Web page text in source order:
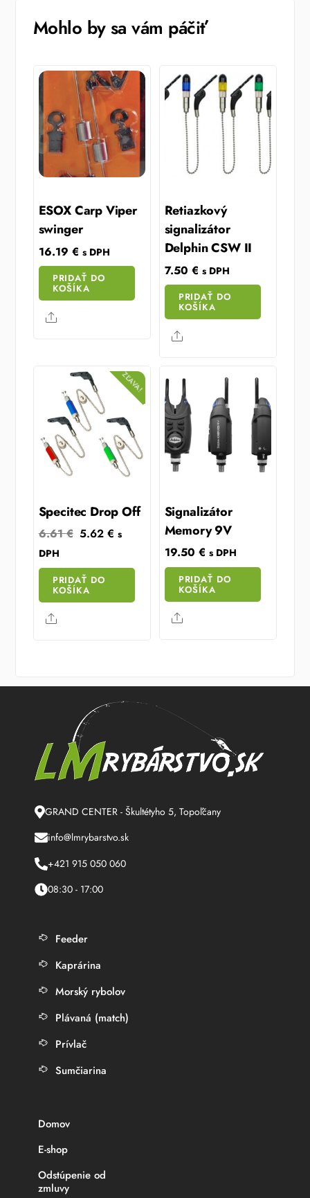
Mohlo by sa vám páčiť
ESOX Carp Viper
swinger
16.19 € s DPH
PRIDAŤ DO
KOŠÍKA
Share
Retiazkový
signalizátor
Delphin CSW II
7.50 € s DPH
PRIDAŤ DO
KOŠÍKA
Share
ZĽAVA!
Specitec Drop Off
6.61€ Original
was:
6.61 €.
5.62€ Current
is:
s
DPH
PRIDAŤ DO
KOŠÍKA
Share
Signalizátor
Memory 9V
19.50 € s DPH
PRIDAŤ DO
KOŠÍKA
Share
GRAND CENTER - Škultétyho 5, Topoľčany
info@lmrybarstvo.sk
+421 915 050 060
08:30 - 17:00
Feeder
Kaprárina
Morský rybolov
Plávaná (match)
Prívlač
Sumčiarina
Domov
E-shop
Odstúpenie od
zmluvy